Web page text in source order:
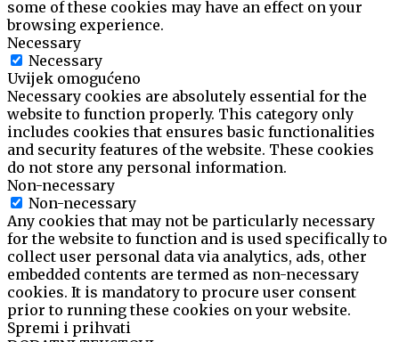
some of these cookies may have an effect on your
browsing experience.
Necessary
Necessary
Uvijek omogućeno
Necessary cookies are absolutely essential for the
website to function properly. This category only
includes cookies that ensures basic functionalities
and security features of the website. These cookies
do not store any personal information.
Non-necessary
Non-necessary
Any cookies that may not be particularly necessary
for the website to function and is used specifically to
collect user personal data via analytics, ads, other
embedded contents are termed as non-necessary
cookies. It is mandatory to procure user consent
prior to running these cookies on your website.
Spremi i prihvati